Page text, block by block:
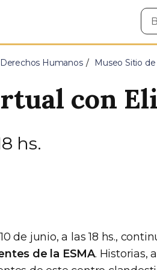
en
Humanos Museo Sitio
con
hs.
de junio, a las 18 hs.,
de la ESMA. Historias,